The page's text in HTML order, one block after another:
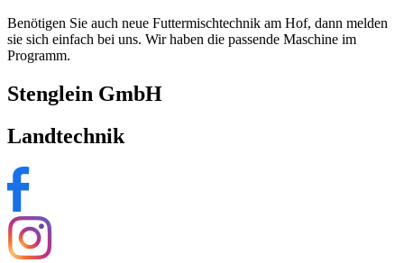
Benötigen Sie auch neue Futtermischtechnik am Hof, dann melden
sie sich einfach bei uns. Wir haben die passende Maschine im
Programm.
Stenglein GmbH
Landtechnik